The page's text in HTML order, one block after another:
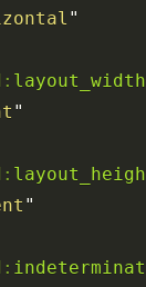
"
layout_width
"
"